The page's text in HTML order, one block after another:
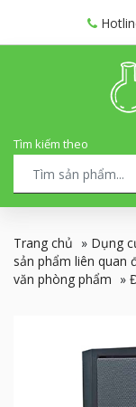
Tìm kiếm theo
Trang chủ » Dụng
sản phẩm liên quan
văn phòng phẩm »